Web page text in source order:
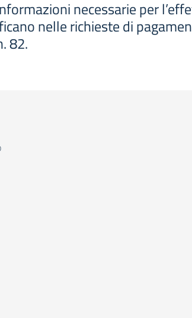
necessarie per
nelle richieste di
82.